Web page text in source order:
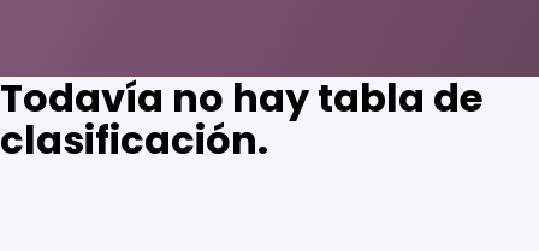
Todavía no hay tabla de
clasificación.